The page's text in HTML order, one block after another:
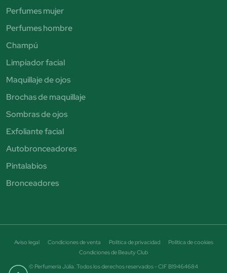
Perfumes mujer
Perfumes hombre
Champú
Limpiador facial
Maquillaje de ojos
Brochas de maquillaje
Sombras de ojos
Exfoliante facial
Autobronceadores
Pintalabios
Bronceadores
© Perfumería Júlia. Todos los derechos reservados - CIF B19464684
Aviso legal Condiciones de venta Política de privacidad
Política de cookies
Condiciones de Beauty Club